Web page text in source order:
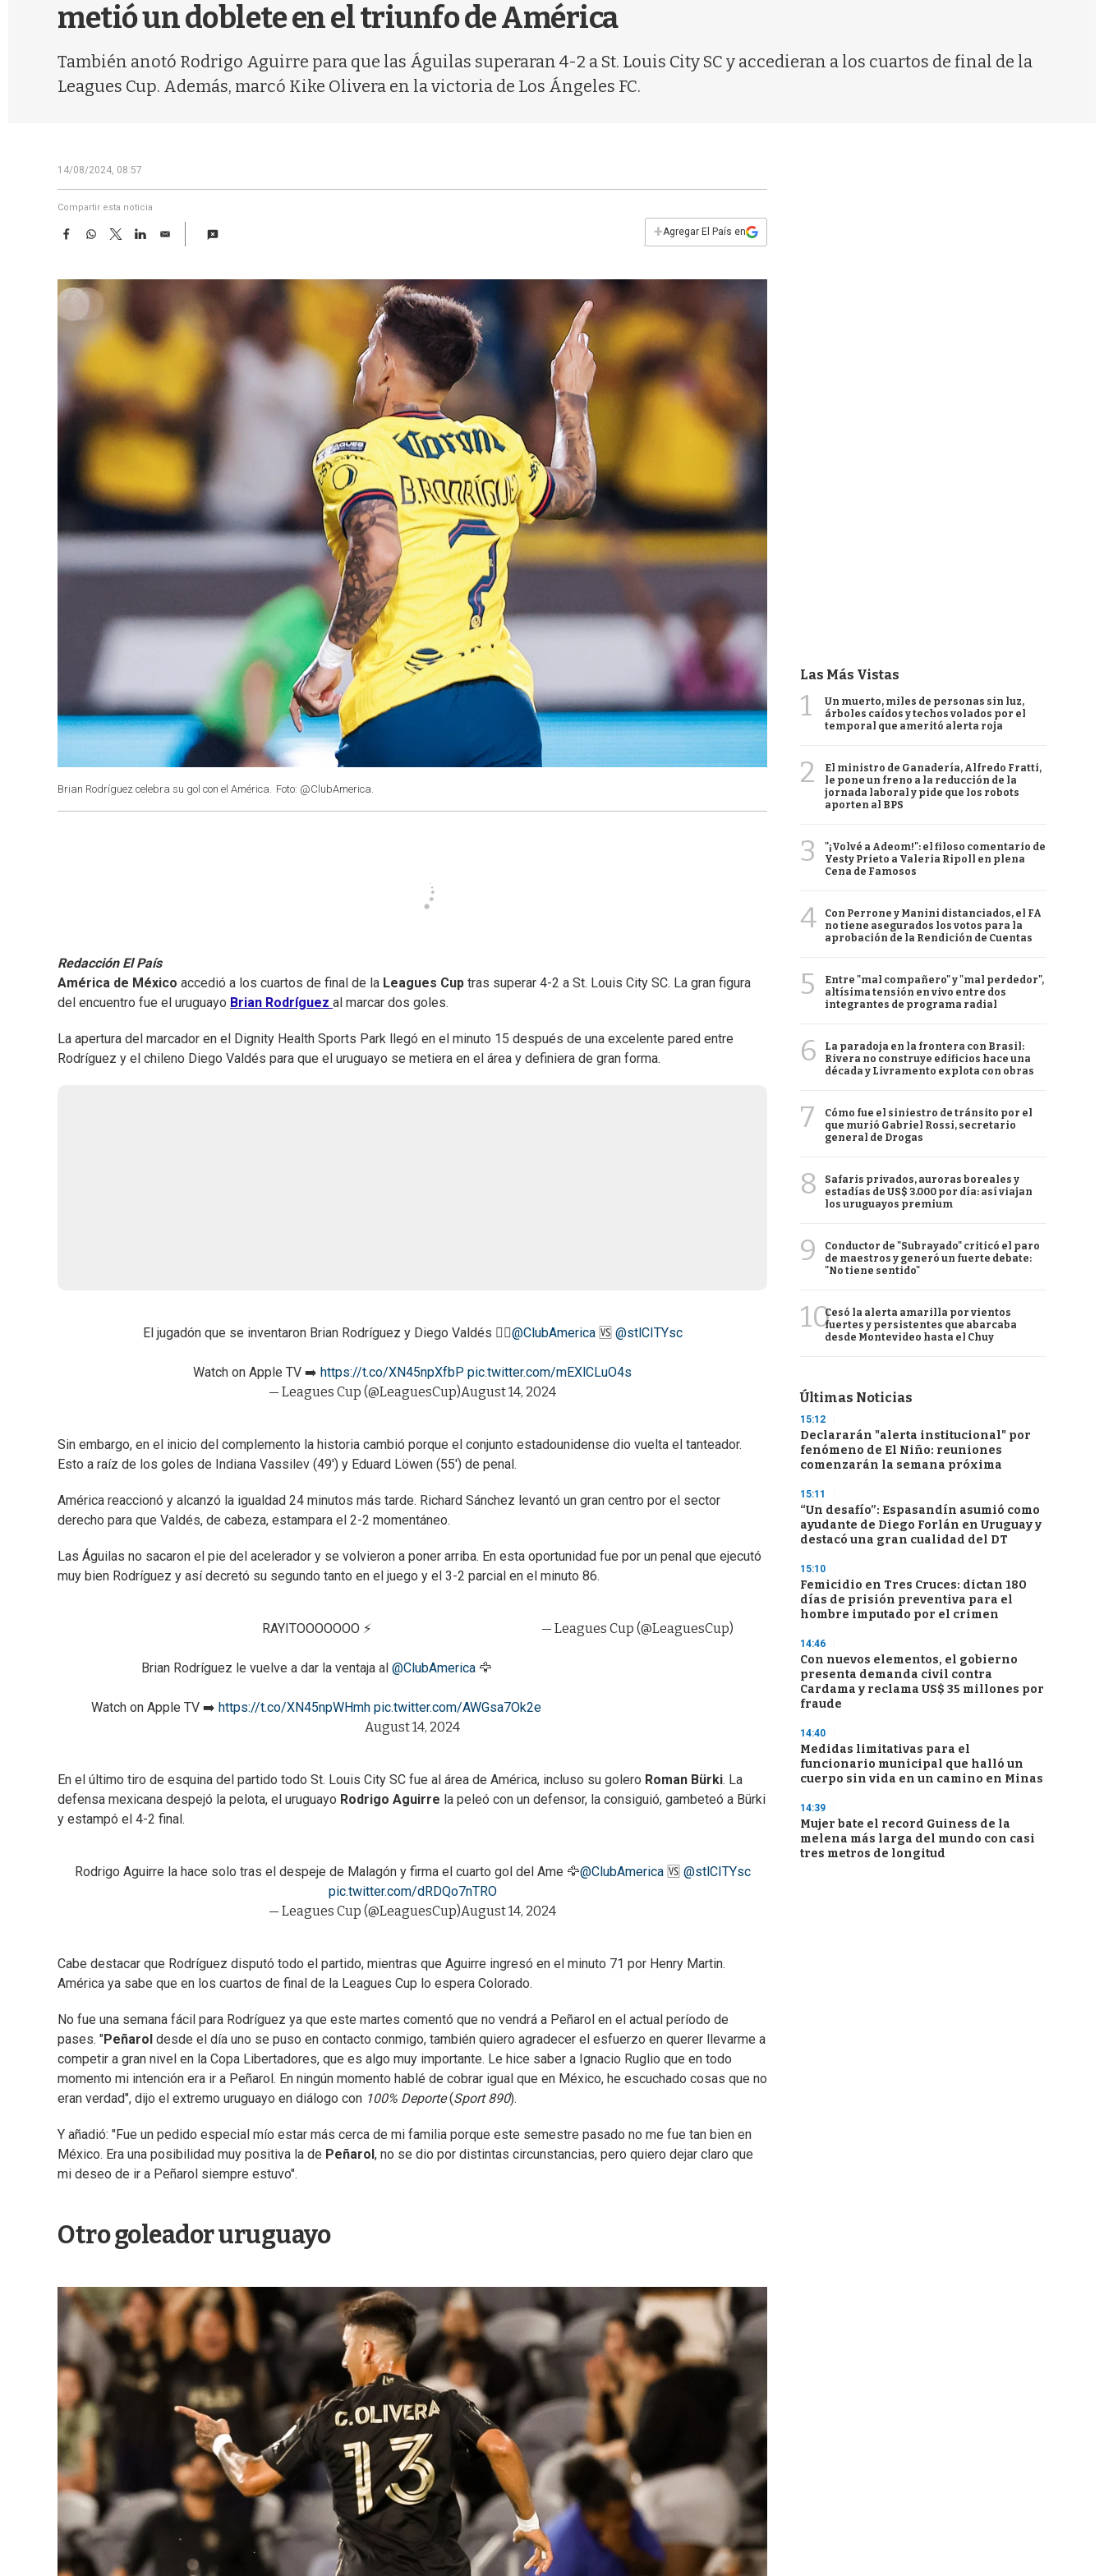
metió un doblete en el triunfo de América
También anotó Rodrigo Aguirre para que las Águilas superaran 4-2 a St. Louis City SC y accedieran a los cuartos de final de la
Leagues Cup. Además, marcó Kike Olivera en la victoria de Los Ángeles FC.
14/08/2024, 08:57
Compartir esta noticia
F
e
b
W
t
s
p
T
w
t
r
L
k
n
E
i
+Agregar El País en
Brian Rodríguez celebra su gol con el América. Foto: @ClubAmerica.
Redacción El País
América de México accedió a los cuartos de final de la Leagues Cup tras superar 4-2 a St. Louis City SC. La gran figura
del encuentro fue el uruguayo Brian Rodríguez al marcar dos goles.
La apertura del marcador en el Dignity Health Sports Park llegó en el minuto 15 después de una excelente pared entre
Rodríguez y el chileno Diego Valdés para que el uruguayo se metiera en el área y definiera de gran forma.
El jugadón que se inventaron Brian Rodríguez y Diego Valdés 😮‍💨@ClubAmerica🆚 @stlCITYsc
Watch on Apple TV ➡️ https://t.co/XN45npXfbP pic.twitter.com/mEXlCLuO4s
— Leagues Cup (@LeaguesCup)August 14, 2024
Sin embargo, en el inicio del complemento la historia cambió porque el conjunto estadounidense dio vuelta el tanteador.
Esto a raíz de los goles de Indiana Vassilev (49') y Eduard Löwen (55') de penal.
América reaccionó y alcanzó la igualdad 24 minutos más tarde. Richard Sánchez levantó un gran centro por el sector
derecho para que Valdés, de cabeza, estampara el 2-2 momentáneo.
Las Águilas no sacaron el pie del acelerador y se volvieron a poner arriba. En esta oportunidad fue por un penal que ejecutó
muy bien Rodríguez y así decretó su segundo tanto en el juego y el 3-2 parcial en el minuto 86.
RAYITOOOOOOO ⚡️
Brian Rodríguez le vuelve a dar la ventaja al @ClubAmerica🦅
Watch on Apple TV ➡️ https://t.co/XN45npWHmh pic.twitter.com/AWGsa7Ok2e
— Leagues Cup (@LeaguesCup)
August 14, 2024
En el último tiro de esquina del partido todo St. Louis City SC fue al área de América, incluso su golero Roman Bürki. La
defensa mexicana despejó la pelota, el uruguayo Rodrigo Aguirre la peleó con un defensor, la consiguió, gambeteó a Bürki
y estampó el 4-2 final.
Rodrigo Aguirre la hace solo tras el despeje de Malagón y firma el cuarto gol del Ame 🦅@ClubAmerica🆚 @stlCITYsc
pic.twitter.com/dRDQo7nTRO
— Leagues Cup (@LeaguesCup)August 14, 2024
Cabe destacar que Rodríguez disputó todo el partido, mientras que Aguirre ingresó en el minuto 71 por Henry Martin.
América ya sabe que en los cuartos de final de la Leagues Cup lo espera Colorado.
No fue una semana fácil para Rodríguez ya que este martes comentó que no vendrá a Peñarol en el actual período de
pases. "Peñarol desde el día uno se puso en contacto conmigo, también quiero agradecer el esfuerzo en querer llevarme a
competir a gran nivel en la Copa Libertadores, que es algo muy importante. Le hice saber a Ignacio Ruglio que en todo
momento mi intención era ir a Peñarol. En ningún momento hablé de cobrar igual que en México, he escuchado cosas que no
eran verdad", dijo el extremo uruguayo en diálogo con 100% Deporte(Sport 890).
Y añadió: "Fue un pedido especial mío estar más cerca de mi familia porque este semestre pasado no me fue tan bien en
México. Era una posibilidad muy positiva la de Peñarol , no se dio por distintas circunstancias, pero quiero dejar claro que
mi deseo de ir a Peñarol siempre estuvo".
Otro goleador uruguayo
Las Más Vistas
1
Un muerto, miles de personas sin luz,
árboles caídos y techos volados por el
temporal que ameritó alerta roja
2
El ministro de Ganadería, Alfredo Fratti,
le pone un freno a la reducción de la
jornada laboral y pide que los robots
aporten al BPS
3
"¡Volvé a Adeom!": el filoso comentario de
Yesty Prieto a Valeria Ripoll en plena
Cena de Famosos
4
Con Perrone y Manini distanciados, el FA
no tiene asegurados los votos para la
aprobación de la Rendición de Cuentas
5
Entre "mal compañero" y "mal perdedor",
altísima tensión en vivo entre dos
integrantes de programa radial
6
La paradoja en la frontera con Brasil:
Rivera no construye edificios hace una
década y Livramento explota con obras
7
Cómo fue el siniestro de tránsito por el
que murió Gabriel Rossi, secretario
general de Drogas
8
Safaris privados, auroras boreales y
estadías de US$ 3.000 por día: así viajan
los uruguayos premium
9
Conductor de "Subrayado" criticó el paro
de maestros y generó un fuerte debate:
"No tiene sentido"
10Cesó la alerta amarilla por vientos
fuertes y persistentes que abarcaba
desde Montevideo hasta el Chuy
Últimas Noticias
15:12
Declararán "alerta institucional" por
fenómeno de El Niño: reuniones
comenzarán la semana próxima
15:11
“Un desafío”: Espasandín asumió como
ayudante de Diego Forlán en Uruguay y
destacó una gran cualidad del DT
15:10
Femicidio en Tres Cruces: dictan 180
días de prisión preventiva para el
hombre imputado por el crimen
14:46
Con nuevos elementos, el gobierno
presenta demanda civil contra
Cardama y reclama US$ 35 millones por
fraude
14:40
Medidas limitativas para el
funcionario municipal que halló un
cuerpo sin vida en un camino en Minas
14:39
Mujer bate el record Guiness de la
melena más larga del mundo con casi
tres metros de longitud